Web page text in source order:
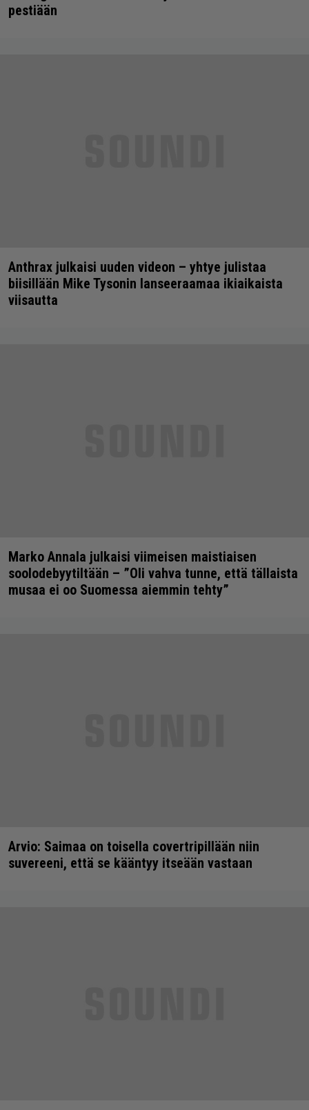
pestiään
Anthrax julkaisi uuden videon – yhtye julistaa
biisillään Mike Tysonin lanseeraamaa ikiaikaista
viisautta
Marko Annala julkaisi viimeisen maistiaisen
soolodebyytiltään – ”Oli vahva tunne, että tällaista
musaa ei oo Suomessa aiemmin tehty”
Arvio: Saimaa on toisella covertripillään niin
suvereeni, että se kääntyy itseään vastaan